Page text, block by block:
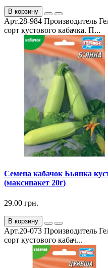
В корзину
Арт.28-984 Производитель
сорт кустового кабачка. П...
Семена кабачок Бьянка
(максипакет 20г)
29.00 грн.
В корзину
Арт.20-073 Производитель
сорт кустового кабач...